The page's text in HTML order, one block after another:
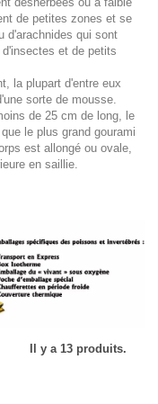
de petites zones et se
d'arachnides qui sont
et de petits
la plupart d'entre eux
sorte de mousse.
de 25 cm de long, le
le plus grand gourami
est allongé ou ovale,
en saillie.
Il y a 13 produits.